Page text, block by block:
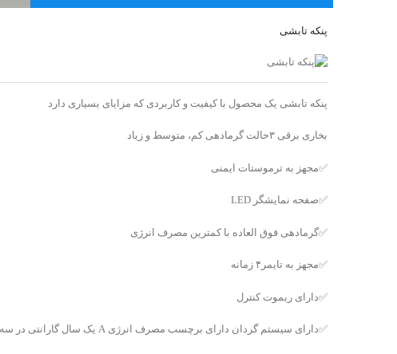
پنکه تابشی
پنکه تابشی یک محصول با کیفیت و کاربردی که مزایای بسیاری دارد
بخاری برقی ۳حالت گرمادهی کم، متوسط و زیاد
✅️مجهز به ترموستات ایمنی
✅️صفحه نمایشگر LED
✅️گرمادهی فوق العاده با کمترین مصرف انرژی
✅️مجهز به تایمر۴ زمانه
✅️دارای ریموت کنترل
✅️دارای سیستم گردان دارای برچسب مصرف انرژی A یک سال گارانتی در سه رنگ سفید،مشکی و طوسی